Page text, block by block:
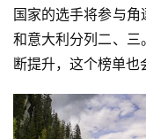
国家的选手将参与
和意大利分列二、
断提升，这个榜单